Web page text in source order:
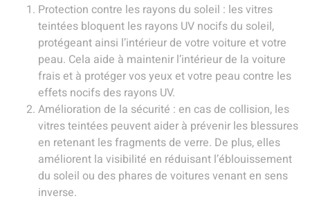
Protection contre les rayons du soleil : les vitres
teintées bloquent les rayons UV nocifs du soleil,
protégeant ainsi l’intérieur de votre voiture et votre
peau. Cela aide à maintenir l’intérieur de la voiture
frais et à protéger vos yeux et votre peau contre les
effets nocifs des rayons UV.
Amélioration de la sécurité : en cas de collision, les
vitres teintées peuvent aider à prévenir les blessures
en retenant les fragments de verre. De plus, elles
améliorent la visibilité en réduisant l’éblouissement
du soleil ou des phares de voitures venant en sens
inverse.